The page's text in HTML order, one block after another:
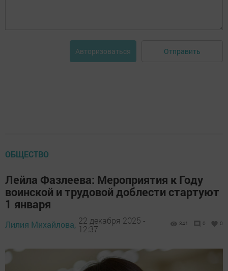
Авторизоваться Отправить
ОБЩЕСТВО
Лейла Фазлеева: Мероприятия к Году
воинской и трудовой доблести стартуют
1 января
Лилия Михайлова, 22 декабря 2025 -
12:37
341 0 0